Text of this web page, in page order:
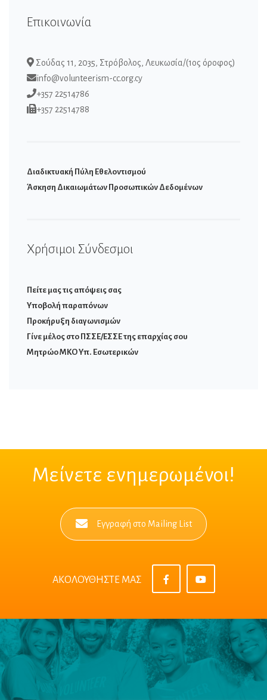
Επικοινωνία
Σούδας 11, 2035, Στρόβολος, Λευκωσία/(1ος όροφος)
info@volunteerism-cc.org.cy
+357 22514786
+357 22514788
Διαδικτυακή Πύλη Εθελοντισμού
Άσκηση Δικαιωμάτων Προσωπικών Δεδομένων
Χρήσιμοι Σύνδεσμοι
Πείτε μας τις απόψεις σας
Υποβολή παραπόνων
Προκήρυξη διαγωνισμών
Γίνε μέλος στο ΠΣΣΕ/ΕΣΣΕ της επαρχίας σου
Μητρώο ΜΚΟ Υπ. Εσωτερικών
Μείνετε ενημερωμένοι!
Εγγραφή στο Mailing List
ΑΚΟΛΟΥΘΗΣΤΕ ΜΑΣ